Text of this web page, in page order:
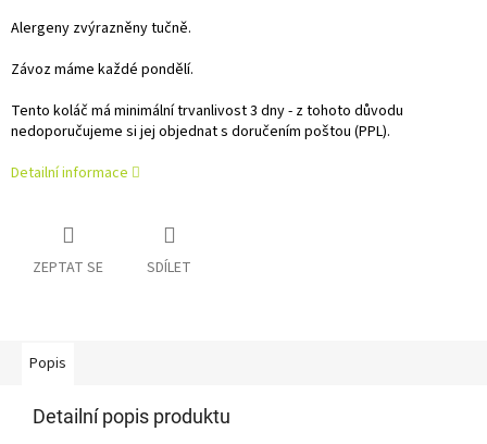
Alergeny zvýrazněny tučně.
Závoz máme každé pondělí.
Tento koláč má minimální trvanlivost 3 dny - z tohoto důvodu
nedoporučujeme si jej objednat s doručením poštou (PPL).
Detailní informace
ZEPTAT SE SDÍLET
Popis
Detailní popis produktu